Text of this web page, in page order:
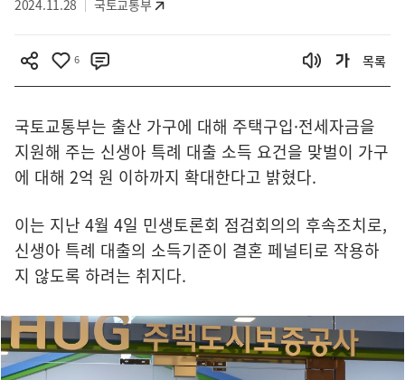
2024.11.28 국토교통부
6 목록
국토교통부는 출산 가구에 대해 주택구입·전세자금을
지원해 주는 신생아 특례 대출 소득 요건을 맞벌이 가구
에 대해 2억 원 이하까지 확대한다고 밝혔다.
이는 지난 4월 4일 민생토론회 점검회의의 후속조치로,
신생아 특례 대출의 소득기준이 결혼 페널티로 작용하
지 않도록 하려는 취지다.